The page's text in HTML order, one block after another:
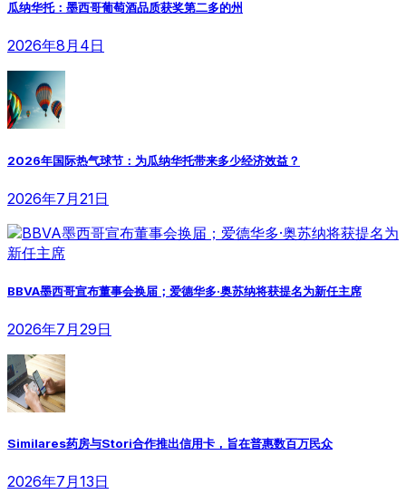
瓜纳华托：墨西哥葡萄酒品质获奖第二多的州
2026年8月4日
2026年国际热气球节：为瓜纳华托带来多少经济效益？
2026年7月21日
BBVA墨西哥宣布董事会换届；爱德华多·奥苏纳将获提名为新任主席
2026年7月29日
Similares药房与Stori合作推出信用卡，旨在普惠数百万民众
2026年7月13日